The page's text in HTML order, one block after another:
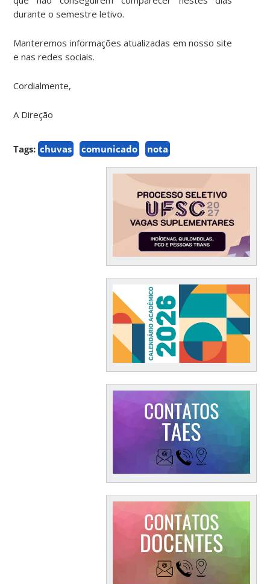
durante o semestre letivo.
Manteremos informações atualizadas em nosso site
e nas redes sociais.
Cordialmente,
A Direção
Tags: chuvas comunicado nota